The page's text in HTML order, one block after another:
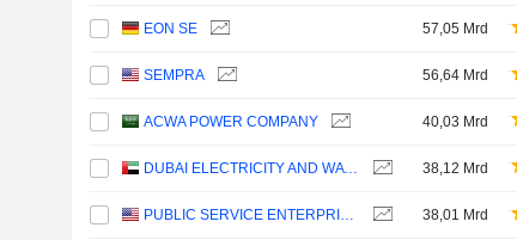
EON SE 57,05 Mrd
SEMPRA 56,64 Mrd
ACWA POWER COMPANY 40,03 Mrd
DUBAI ELECTRICITY AND WATER AUTHORITY 38,12 Mrd
PUBLIC SERVICE ENTERPRISE GROUP, INC. 38,01 Mrd